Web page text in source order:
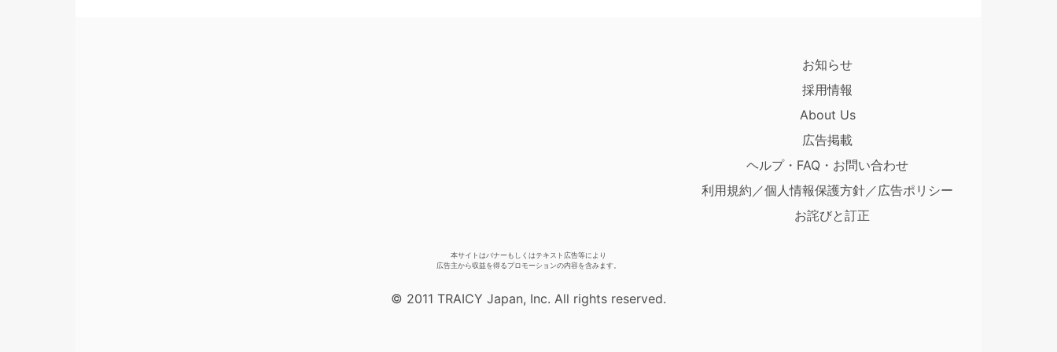
お知らせ
採用情報
About Us
広告掲載
ヘルプ・FAQ・お問い合わせ
利用規約／個人情報保護方針／広告ポリシー
お詫びと訂正
本サイトはバナーもしくはテキスト広告等により
広告主から収益を得るプロモーションの内容を含みます。
© 2011 TRAICY Japan, Inc. All rights reserved.